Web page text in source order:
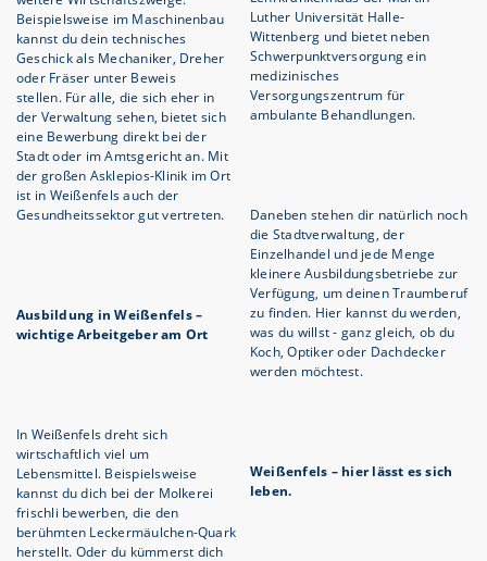
Beispielsweise im Maschinenbau
kannst du dein technisches
Geschick als Mechaniker, Dreher
oder Fräser unter Beweis
stellen. Für alle, die sich eher in
der Verwaltung sehen, bietet sich
eine Bewerbung direkt bei der
Stadt oder im Amtsgericht an. Mit
der großen Asklepios-Klinik im Ort
ist in Weißenfels auch der
Gesundheitssektor gut vertreten.
Ausbildung in Weißenfels –
wichtige Arbeitgeber am Ort
In Weißenfels dreht sich
wirtschaftlich viel um
Lebensmittel. Beispielsweise
kannst du dich bei der Molkerei
frischli bewerben, die den
berühmten Leckermäulchen-Quark
herstellt. Oder du kümmerst dich
Luther Universität Halle-
Wittenberg und bietet neben
Schwerpunktversorgung ein
medizinisches
Versorgungszentrum für
ambulante Behandlungen.
Daneben stehen dir natürlich noch
die Stadtverwaltung, der
Einzelhandel und jede Menge
kleinere Ausbildungsbetriebe zur
Verfügung, um deinen Traumberuf
zu finden. Hier kannst du werden,
was du willst - ganz gleich, ob du
Koch, Optiker oder Dachdecker
werden möchtest.
Weißenfels – hier lässt es sich
leben.